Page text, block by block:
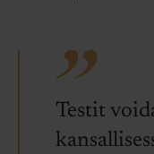
Testit